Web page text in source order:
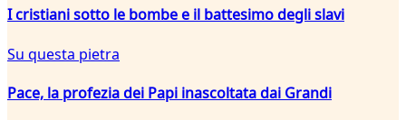
I cristiani sotto le bombe e il battesimo degli slavi
Su questa pietra
Pace, la profezia dei Papi inascoltata dai Grandi